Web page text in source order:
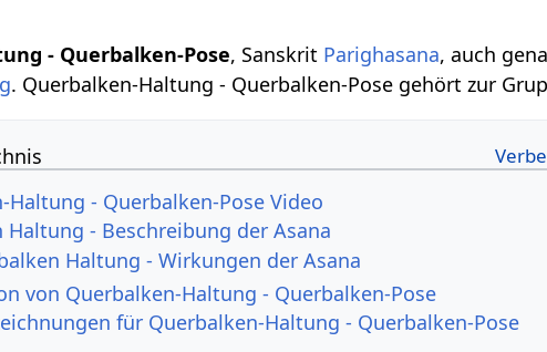
- Querbalken-Pose, Sanskrit Parighasana, auch
. Querbalken-Haltung - Querbalken-Pose gehört zur
Haltung - Querbalken-Pose Video
Haltung - Beschreibung der Asana
Haltung - Wirkungen der Asana
von Querbalken-Haltung - Querbalken-Pose
für Querbalken-Haltung - Querbalken-Pose